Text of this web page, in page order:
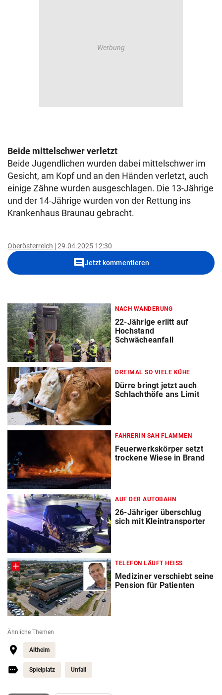
Beide mittelschwer verletzt
Beide Jugendlichen wurden dabei mittelschwer im
Gesicht, am Kopf und an den Händen verletzt, auch
einige Zähne wurden ausgeschlagen. Die 13-Jährige
und der 14-Jährige wurden von der Rettung ins
Krankenhaus Braunau gebracht.
Oberösterreich 29.04.2025 12:30
commentJetzt kommentieren
NACH WANDERUNG
22-Jährige erlitt auf
Hochstand
Schwächeanfall
DREIMAL SO VIELE KÜHE
Dürre bringt jetzt auch
Schlachthöfe ans Limit
FAHRERIN SAH FLAMMEN
Feuerwerkskörper setzt
trockene Wiese in Brand
AUF DER AUTOBAHN
26-Jähriger überschlug
sich mit Kleintransporter
TELEFON LÄUFT HEISS
Mediziner verschiebt seine
Pension für Patienten
Ähnliche Themen
Altheim
Spielplatz Unfall